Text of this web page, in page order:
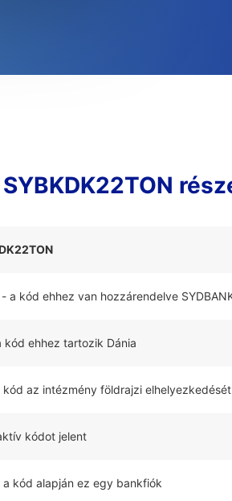
- a kód ehhez van hozzárendelve
kód ehhez tartozik Dánia
kód az intézmény földrajzi
kódot jelent
a kód alapján ez egy bankfiók